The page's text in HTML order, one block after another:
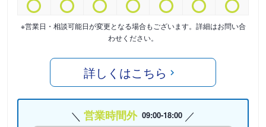
※営業日・相談可能日が変更となる場合もございます。詳細はお問い合
わせください。
詳しくはこちら
営業時間外 09:00-18:00